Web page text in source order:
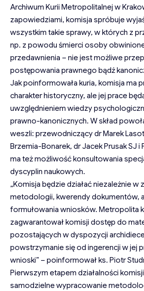
Archiwum Kurii Metropolitalnej w
zapowiedziami, komisja spróbuje
wszystkim takie sprawy, w których z
np. z powodu śmierci osoby
przedawnienia – nie jest możliwe
postępowania prawnego bądź
Jak poinformowała kuria, komisja ma
charakter historyczny, ale jej prace
uwzględnieniem wiedzy
prawno-kanonicznych. W skład
weszli: przewodniczący dr Marek
Brzemia-Bonarek, dr Jacek Prusak SJ i
ma też możliwość konsultowania
dyscyplin naukowych.
„Komisja będzie działać niezależnie w
metodologii, kwerendy dokumentów,
formułowania wniosków. Metropolita
zagwarantował komisji dostęp do
pozostających w dyspozycji
powstrzymanie się od ingerencji w jej
wnioski” – poinformował ks. Piotr
Pierwszym etapem działalności
samodzielne wypracowanie